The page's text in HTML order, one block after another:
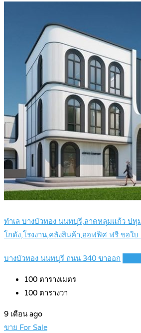
ทำเล บางบัวทอง นนทบุรี,ลาดหลุมแก้ว ป
โกดัง,โรงงาน,คลังสินค้า,ออฟฟิศ ฟรี ขอใ
บางบัวทอง นนทบุรี ถนน 340 ขาออก
100 ตารางเมตร
100 ตารางวา
9 เดือน ago
ขาย For Sale